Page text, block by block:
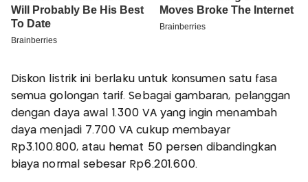
Diskon listrik ini berlaku untuk konsumen satu fasa
semua golongan tarif. Sebagai gambaran, pelanggan
dengan daya awal 1.300 VA yang ingin menambah
daya menjadi 7.700 VA cukup membayar
Rp3.100.800, atau hemat 50 persen dibandingkan
biaya normal sebesar Rp6.201.600.